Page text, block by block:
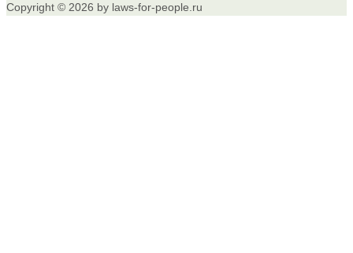
Copyright © 2026 by laws-for-people.ru